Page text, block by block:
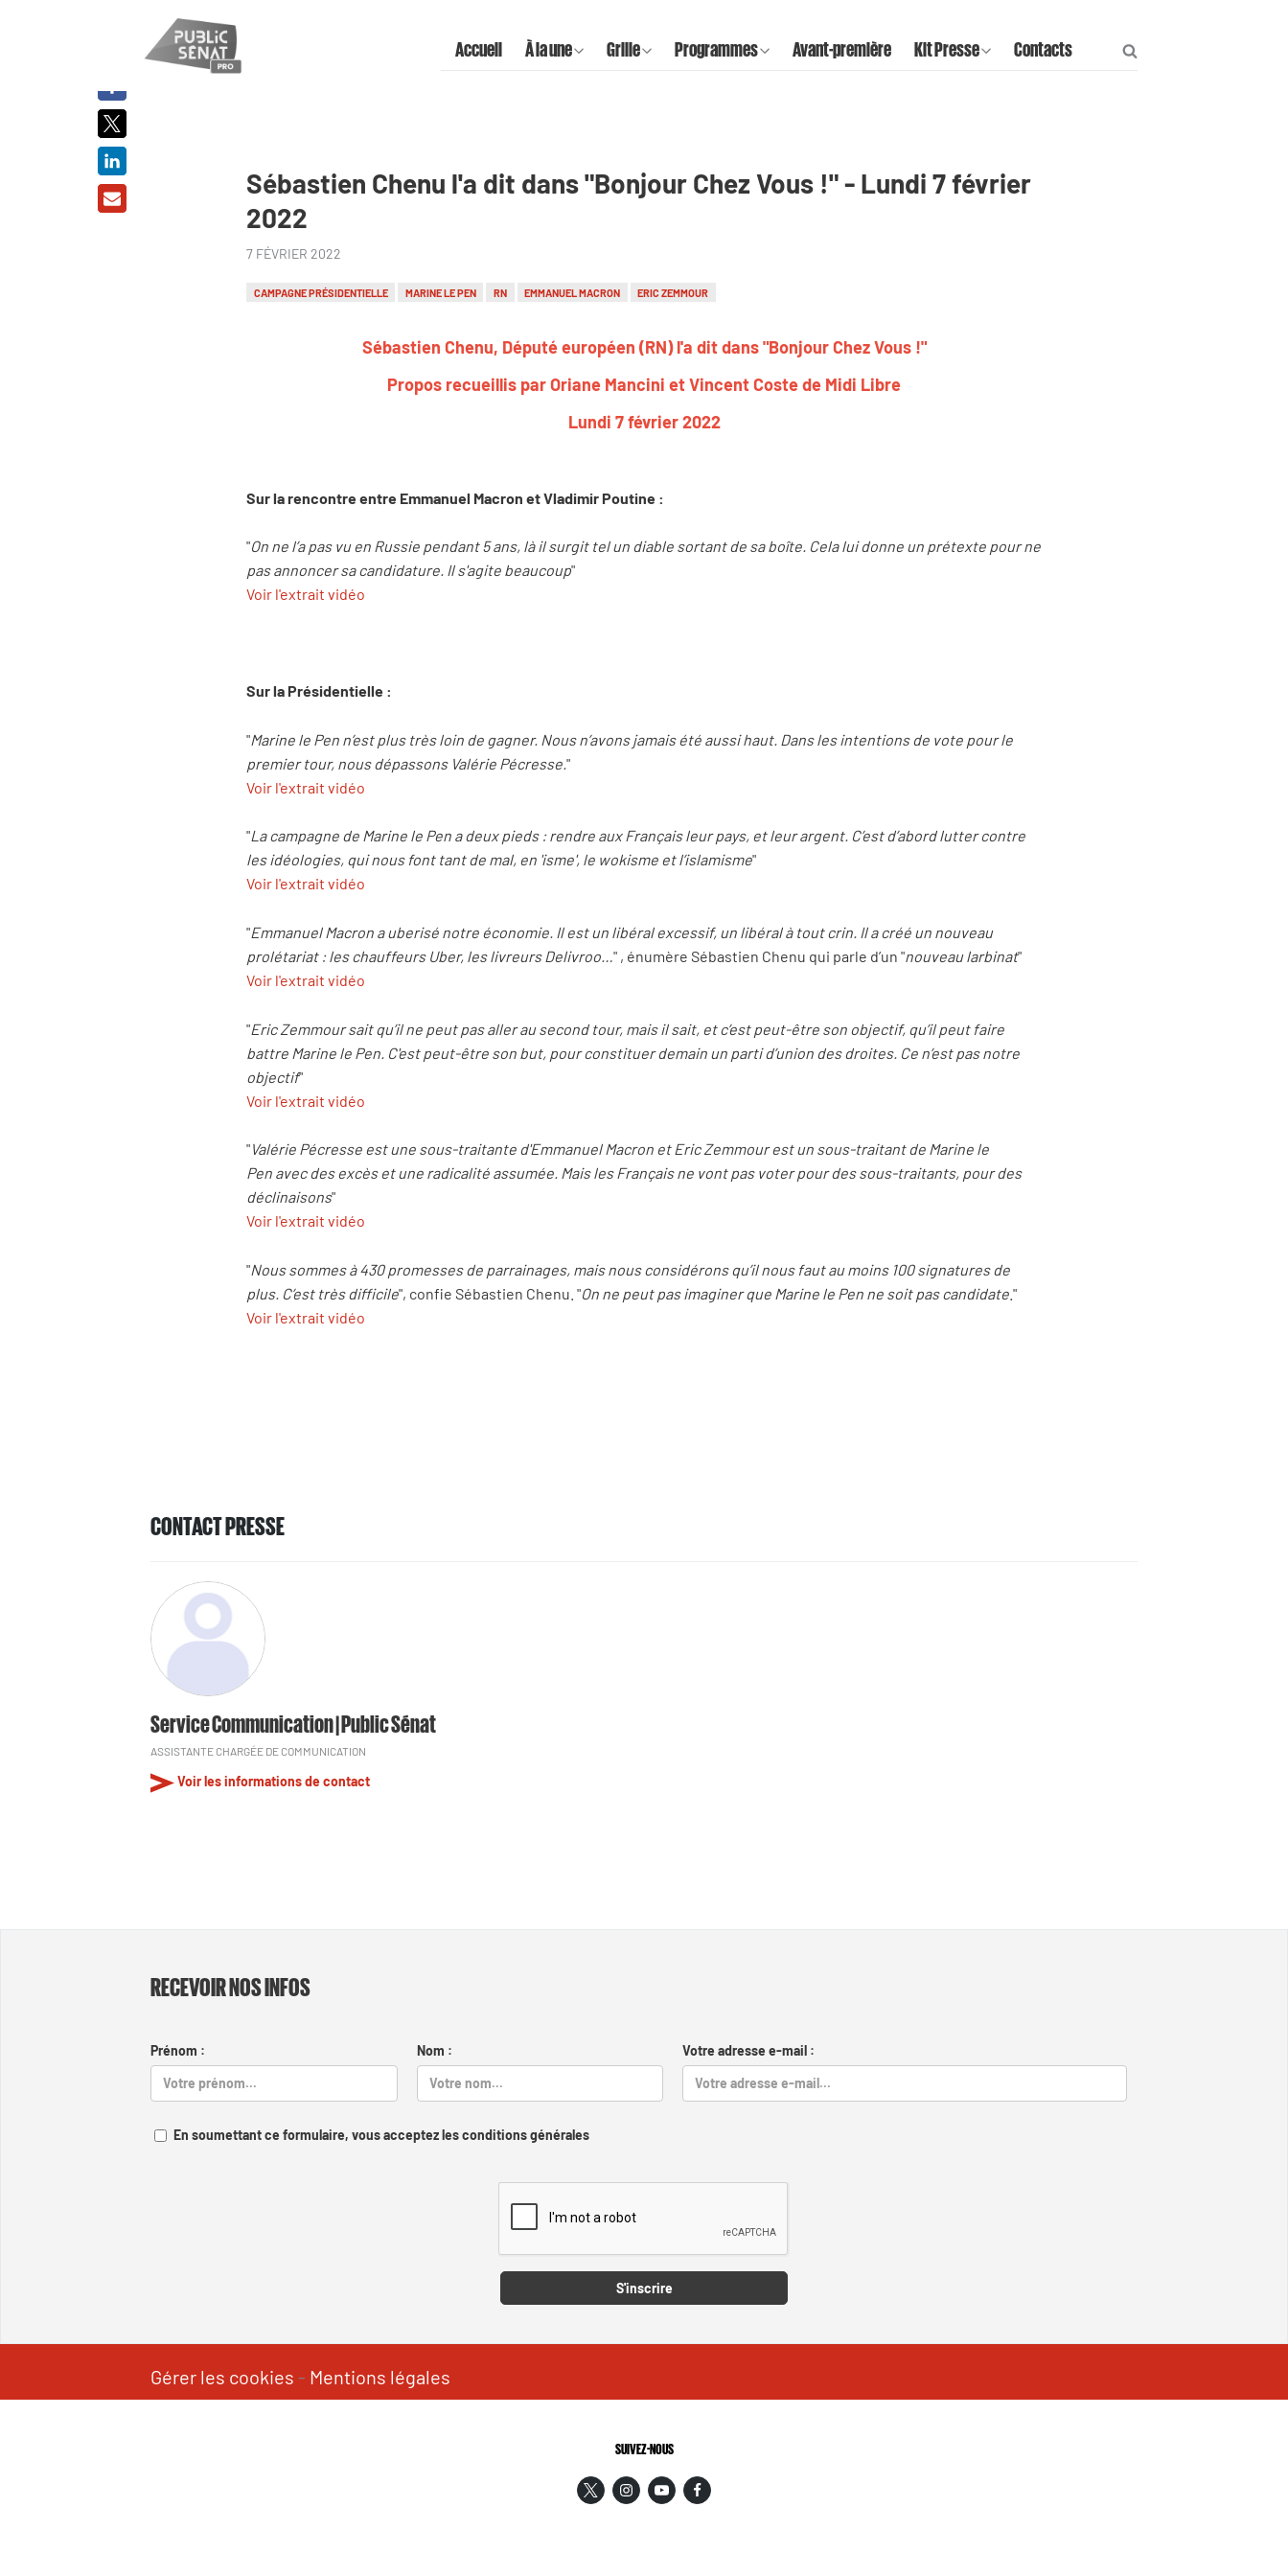
Accueil À la une Grille Programmes Avant-première Kit Presse Contacts
Sébastien Chenu l'a dit dans "Bonjour Chez Vous !" - Lundi 7 février
2022
7 FÉVRIER 2022
CAMPAGNE PRÉSIDENTIELLE MARINE LE PEN RN EMMANUEL MACRON ERIC ZEMMOUR
Sébastien Chenu, Député européen (RN) l'a dit dans "Bonjour Chez Vous !"
Propos recueillis par Oriane Mancini et Vincent Coste de Midi Libre
Lundi 7 février 2022
Sur la rencontre entre Emmanuel Macron et Vladimir Poutine :
"On ne l’a pas vu en Russie pendant 5 ans, là il surgit tel un diable sortant de sa boîte. Cela lui donne un prétexte pour ne
pas annoncer sa candidature. Il s'agite beaucoup"
Voir l'extrait vidéo
Sur la Présidentielle :
"Marine le Pen n’est plus très loin de gagner. Nous n’avons jamais été aussi haut. Dans les intentions de vote pour le
premier tour, nous dépassons Valérie Pécresse."
Voir l'extrait vidéo
"La campagne de Marine le Pen a deux pieds : rendre aux Français leur pays, et leur argent. C’est d’abord lutter contre
les idéologies, qui nous font tant de mal, en 'isme', le wokisme et l’islamisme"
Voir l'extrait vidéo
"Emmanuel Macron a uberisé notre économie. Il est un libéral excessif, un libéral à tout crin. Il a créé un nouveau
prolétariat : les chauffeurs Uber, les livreurs Delivroo…" , énumère Sébastien Chenu qui parle d’un "nouveau larbinat"
Voir l'extrait vidéo
"Eric Zemmour sait qu’il ne peut pas aller au second tour, mais il sait, et c’est peut-être son objectif, qu’il peut faire
battre Marine le Pen. C'est peut-être son but, pour constituer demain un parti d’union des droites. Ce n’est pas notre
objectif"
Voir l'extrait vidéo
"Valérie Pécresse est une sous-traitante d'Emmanuel Macron et Eric Zemmour est un sous-traitant de Marine le
Pen avec des excès et une radicalité assumée. Mais les Français ne vont pas voter pour des sous-traitants, pour des
déclinaisons"
Voir l'extrait vidéo
"Nous sommes à 430 promesses de parrainages, mais nous considérons qu’il nous faut au moins 100 signatures de
plus. C’est très difficile", confie Sébastien Chenu. "On ne peut pas imaginer que Marine le Pen ne soit pas candidate ."
Voir l'extrait vidéo
CONTACT PRESSE
Service Communication | Public Sénat
ASSISTANTE CHARGÉE DE COMMUNICATION
Voir les informations de contact
RECEVOIR NOS INFOS
Prénom : Nom : Votre adresse e-mail :
En soumettant ce formulaire, vous acceptez les conditions générales
S'inscrire
Gérer les cookies - Mentions légales
SUIVEZ-NOUS